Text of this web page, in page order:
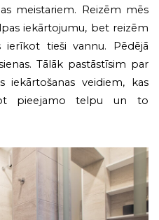
meistariem. Reizēm mēs
iekārtojumu, bet reizēm
tieši vannu. Pēdējā
Tālāk pastāstīsim par
iekārtošanas veidiem, kas
pieejamo telpu un to